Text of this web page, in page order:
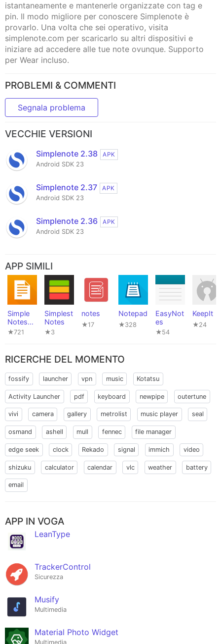
istantaneamente e mantenerle organizzate con tag e
pin. Il modo migliore per conoscere Simplenote è
provarlo. Una volta che sei operativo, visita
simplenote.com per scaricarlo su altri dispositivi e
iniziare ad accedere alle tue note ovunque. Supporto
per Wear incluso.
PROBLEMI & COMMENTI
Segnala problema
VECCHIE VERSIONI
Simplenote 2.38
APK
Android SDK 23
Simplenote 2.37
APK
Android SDK 23
Simplenote 2.36
APK
Android SDK 23
APP SIMILI
Simple
Notes
Pro
★721
Simplest
Notes
★3
notes
★17
Notepad
★328
EasyNot
es
★54
KeepIt
★24
RICERCHE DEL MOMENTO
fossify launcher vpn music Kotatsu
Activity Launcher pdf keyboard newpipe outertune
vivi camera gallery metrolist music player seal
osmand ashell mull fennec file manager
edge seek clock Rekado signal immich video
shizuku calculator calendar vlc weather battery
email
APP IN VOGA
LeanType
TrackerControl
Sicurezza
Musify
Multimedia
Material Photo Widget
Multimedia